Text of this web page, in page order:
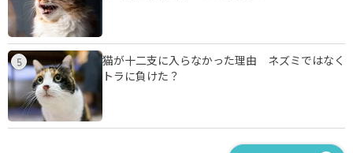
5
猫が十二支に入らなかった理由 ネズミではなく
トラに負けた？